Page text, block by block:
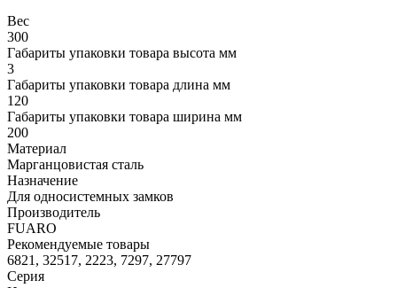
Вес
300
Габариты упаковки товара высота мм
3
Габариты упаковки товара длина мм
120
Габариты упаковки товара ширина мм
200
Материал
Марганцовистая сталь
Назначение
Для односистемных замков
Производитель
FUARO
Рекомендуемые товары
6821, 32517, 2223, 7297, 27797
Серия